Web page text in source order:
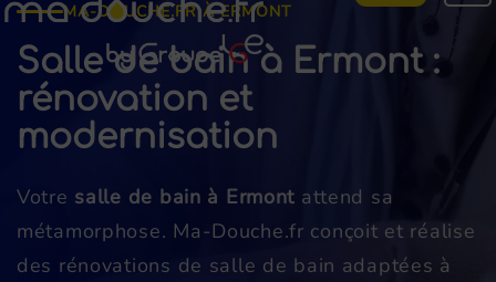
MA-DOUCHE.FR À ERMONT
Salle de bain à Ermont :
rénovation et
modernisation
Votre salle de bain à Ermont attend sa
métamorphose. Ma-Douche.fr conçoit et réalise
des rénovations de salle de bain adaptées à